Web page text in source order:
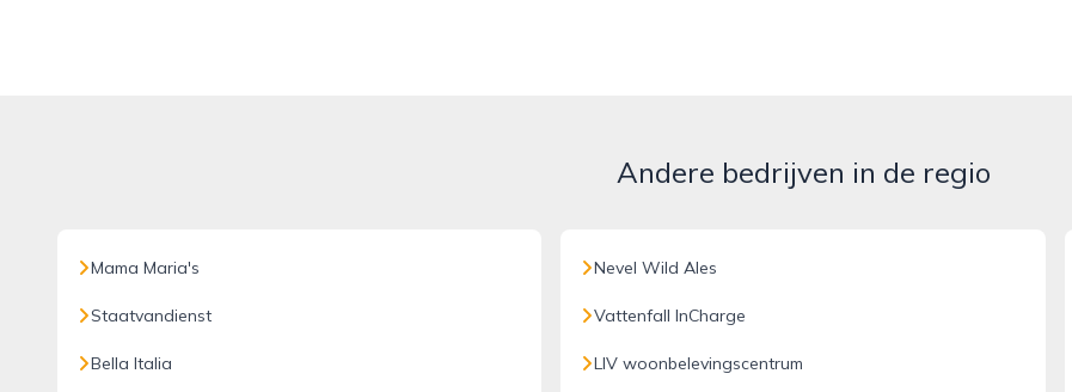
Andere bedrijven in de regio
Mama Maria's
Staatvandienst
Bella Italia
Nevel Wild Ales
Vattenfall InCharge
LIV woonbelevingscentrum